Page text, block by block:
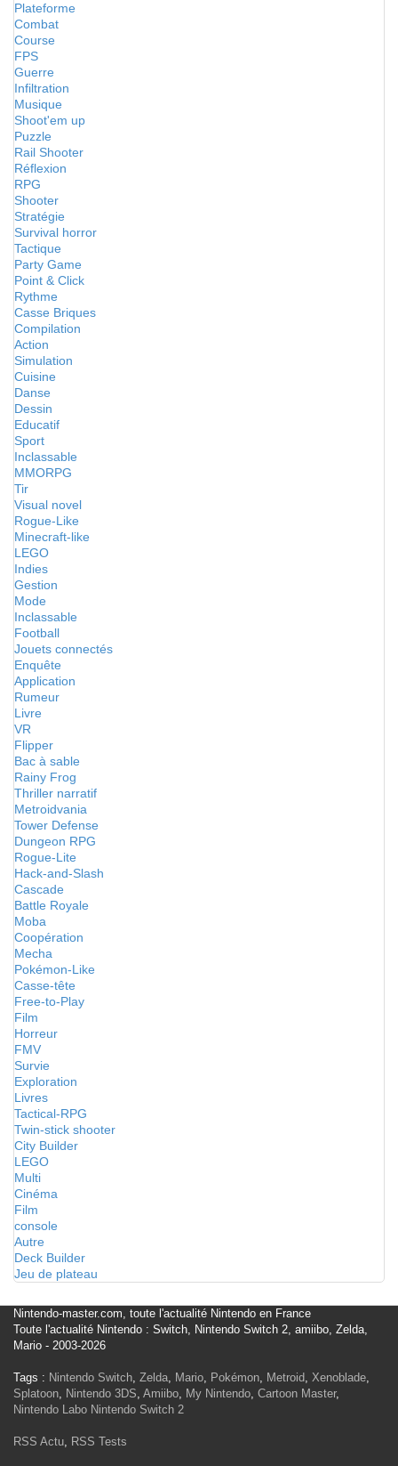
Plateforme
Combat
Course
FPS
Guerre
Infiltration
Musique
Shoot'em up
Puzzle
Rail Shooter
Réflexion
RPG
Shooter
Stratégie
Survival horror
Tactique
Party Game
Point & Click
Rythme
Casse Briques
Compilation
Action
Simulation
Cuisine
Danse
Dessin
Educatif
Sport
Inclassable
MMORPG
Tir
Visual novel
Rogue-Like
Minecraft-like
LEGO
Indies
Gestion
Mode
Inclassable
Football
Jouets connectés
Enquête
Application
Rumeur
Livre
VR
Flipper
Bac à sable
Rainy Frog
Thriller narratif
Metroidvania
Tower Defense
Dungeon RPG
Rogue-Lite
Hack-and-Slash
Cascade
Battle Royale
Moba
Coopération
Mecha
Pokémon-Like
Casse-tête
Free-to-Play
Film
Horreur
FMV
Survie
Exploration
Livres
Tactical-RPG
Twin-stick shooter
City Builder
LEGO
Multi
Cinéma
Film
console
Autre
Deck Builder
Jeu de plateau
Nintendo-master.com, toute l'actualité Nintendo en France
Toute l'actualité Nintendo : Switch, Nintendo Switch 2, amiibo, Zelda,
Mario - 2003-2026
Tags : Nintendo Switch, Zelda, Mario, Pokémon, Metroid, Xenoblade,
Splatoon, Nintendo 3DS, Amiibo, My Nintendo, Cartoon Master,
Nintendo Labo Nintendo Switch 2
RSS Actu, RSS Tests